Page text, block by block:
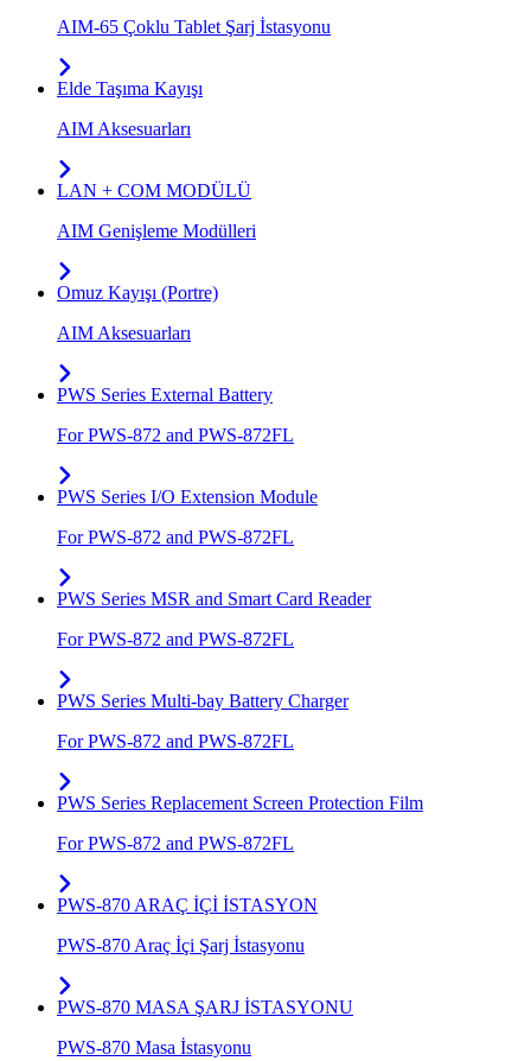
AIM-65 Çoklu Tablet Şarj İstasyonu
Elde Taşıma Kayışı
AIM Aksesuarları
LAN + COM MODÜLÜ
AIM Genişleme Modülleri
Omuz Kayışı (Portre)
AIM Aksesuarları
PWS Series External Battery
For PWS-872 and PWS-872FL
PWS Series I/O Extension Module
For PWS-872 and PWS-872FL
PWS Series MSR and Smart Card Reader
For PWS-872 and PWS-872FL
PWS Series Multi-bay Battery Charger
For PWS-872 and PWS-872FL
PWS Series Replacement Screen Protection Film
For PWS-872 and PWS-872FL
PWS-870 ARAÇ İÇİ İSTASYON
PWS-870 Araç İçi Şarj İstasyonu
PWS-870 MASA ŞARJ İSTASYONU
PWS-870 Masa İstasyonu